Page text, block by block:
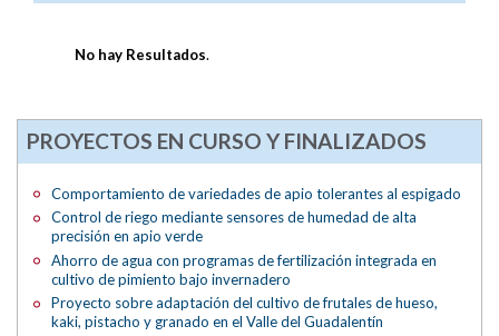
No hay Resultados.
PROYECTOS EN CURSO Y FINALIZADOS
Comportamiento de variedades de apio tolerantes al espigado
Control de riego mediante sensores de humedad de alta
precisión en apio verde
Ahorro de agua con programas de fertilización integrada en
cultivo de pimiento bajo invernadero
Proyecto sobre adaptación del cultivo de frutales de hueso,
kaki, pistacho y granado en el Valle del Guadalentín